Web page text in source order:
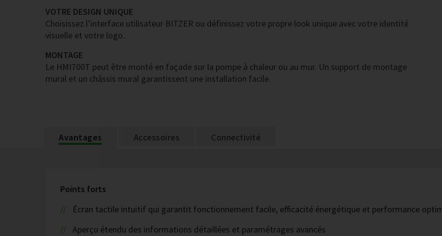
VOTRE DESIGN UNIQUE
Choisissez l’interface utilisateur BITZER ou définissez votre propre look unique avec votre identité
visuelle et votre logo.
MONTAGE
Le HMI700T peut être monté en façade sur la pompe à chaleur ou au mur. Un support de montage
mural et un châssis mural garantissent une installation facile.
Avantages Accessoires Connectivité
Points forts
Écran tactile intuitif qui garantit fonctionnement facile, efficacité énergétique et performance
Aperçu étendu des informations détaillées et paramétrages avancés